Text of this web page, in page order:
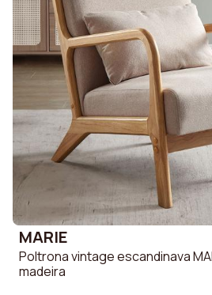
MARIE
Poltrona vintage escandinava
madeira